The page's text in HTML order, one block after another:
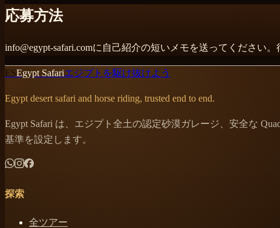
応募方法
info@egypt-safari.comに自己紹介の短いメモを送ってください
ESEgypt Safariエジプトを駆け抜けよう
Egypt desert safari and horse riding, trusted end to end.
Egypt Safari は、エジプト全土の認定砂漠ガレージ、安全な
基準を設定します。
探索
全ツアー